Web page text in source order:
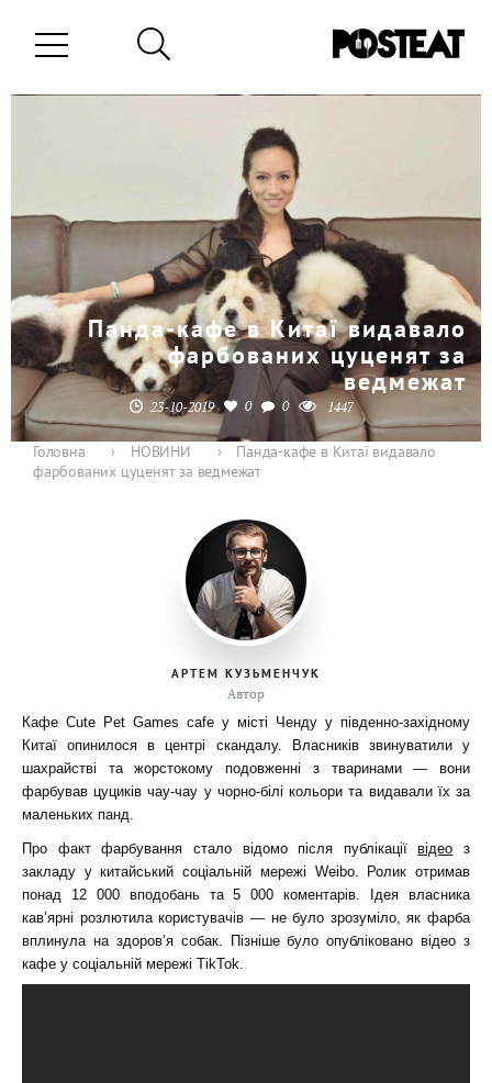
Панда-кафе в Китаї видавало
фарбованих цуценят за
ведмежат
23-10-2019 0 0 1447
Головна › НОВИНИ ›
Панда-кафе в Китаї видавало
фарбованих цуценят за ведмежат
АРТЕМ КУЗЬМЕНЧУК
Автор
Кафе Cute Pet Games cafe у місті Ченду у південно-західному
Китаї опинилося в центрі скандалу. Власників звинуватили у
шахрайстві та жорстокому подовженні з тваринами — вони
фарбував цуциків чау-чау у чорно-білі кольори та видавали їх за
маленьких панд.
Про факт фарбування стало відомо після публікації відео з
закладу у китайський соціальній мережі Weibo. Ролик отримав
понад 12 000 вподобань та 5 000 коментарів. Ідея власника
кав’ярні розлютила користувачів — не було зрозуміло, як фарба
вплинула на здоров’я собак. Пізніше було опубліковано відео з
кафе у соціальній мережі TikTok.